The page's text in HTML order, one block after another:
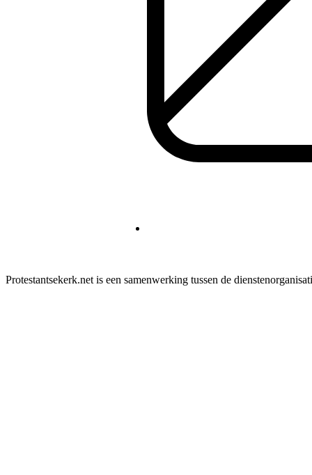
Protestantsekerk.net is een samenwerking tussen de